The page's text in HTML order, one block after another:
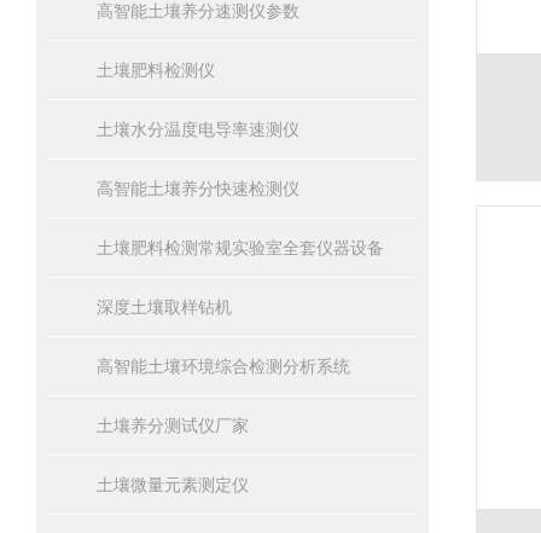
高智能土壤养分速测仪参数
土壤肥料检测仪
土壤水分温度电导率速测仪
高智能土壤养分快速检测仪
土壤肥料检测常规实验室全套仪器设备
深度土壤取样钻机
高智能土壤环境综合检测分析系统
土壤养分测试仪厂家
土壤微量元素测定仪